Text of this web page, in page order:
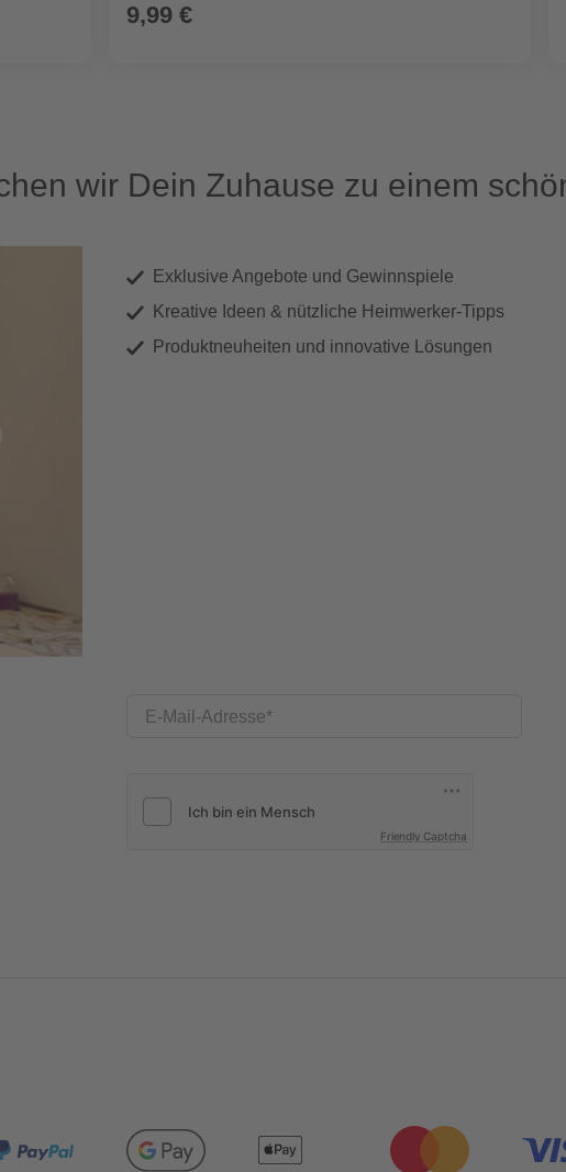
9,99 €
wir Dein Zuhause zu einem
Exklusive Angebote und Gewinnspiele
Kreative Ideen & nützliche Heimwerker-Tipps
Produktneuheiten und innovative Lösungen
E-Mail-Adresse
Friendly Captcha